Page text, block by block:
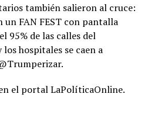
también salieron al cruce:
un FAN FEST con pantalla
95% de las calles del
hospitales se caen a
el portal LaPolíticaOnline.